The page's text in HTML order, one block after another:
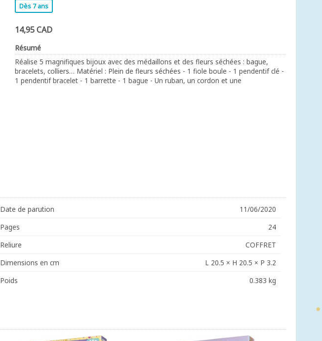
Dès 7 ans
14,95 CAD
Résumé
Réalise 5 magnifiques bijoux avec des médaillons et des fleurs séchées : bague,
bracelets, colliers… Matériel : Plein de fleurs séchées - 1 fiole boule - 1 pendentif clé -
1 pendentif bracelet - 1 barrette - 1 bague - Un ruban, un cordon et une
Date de parution
11/06/2020
Pages
24
Reliure
COFFRET
Dimensions en cm
L 20.5 × H 20.5 × P 3.2
Poids
0.383 kg